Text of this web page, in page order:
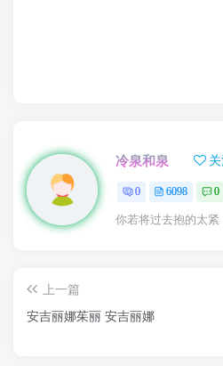
冷泉和泉
0 6098 0
你若将过去抱的太紧
上一篇
安吉丽娜茱丽 安吉丽娜